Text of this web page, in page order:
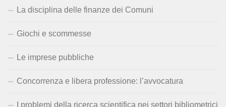
La disciplina delle finanze dei Comuni
Giochi e scommesse
Le imprese pubbliche
Concorrenza e libera professione: l’avvocatura
I problemi della ricerca scientifica nei settori bibliometrici